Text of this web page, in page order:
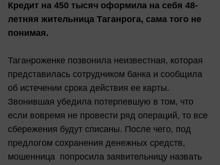
Кредит на 450 тысяч оформила на себя 48-
летняя жительница Таганрога, сама того не
понимая.
Таганроженке позвонила неизвестная, которая
представилась сотрудником банка и сообщила
об истечении срока действия ее карты.
Звонившая убедила потерпевшую в том, что
если вовремя не провести ряд операций, то все
сбережения будут списаны. После чего, под
предлогом сохранения денежных средств,
мошенница попросила заявительницу назвать